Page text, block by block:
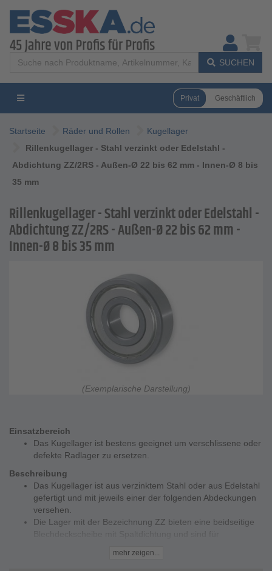
SUCHEN
Privat Geschäftlich
Startseite Räder und Rollen
Kugellager
Rillenkugellager - Stahl verzinkt oder Edelstahl -
Abdichtung ZZ/2RS - Außen-Ø 22 bis 62 mm - Innen-Ø 8 bis
35 mm
Rillenkugellager - Stahl verzinkt oder Edelstahl -
Abdichtung ZZ/2RS - Außen-Ø 22 bis 62 mm -
Innen-Ø 8 bis 35 mm
(Exemplarische Darstellung)
Einsatzbereich
Das Kugellager ist bestens geeignet um verschlissene oder
defekte Radlager zu ersetzen.
Beschreibung
Das Kugellager ist aus verzinktem Stahl oder aus Edelstahl
gefertigt und mit jeweils einer der folgenden Abdeckungen
versehen.
Die Lager mit der Bezeichnung ZZ bieten eine beidseitige
Die Lager mit der Bezeichnung 2RS sind mit beidseitig
mehr zeigen...